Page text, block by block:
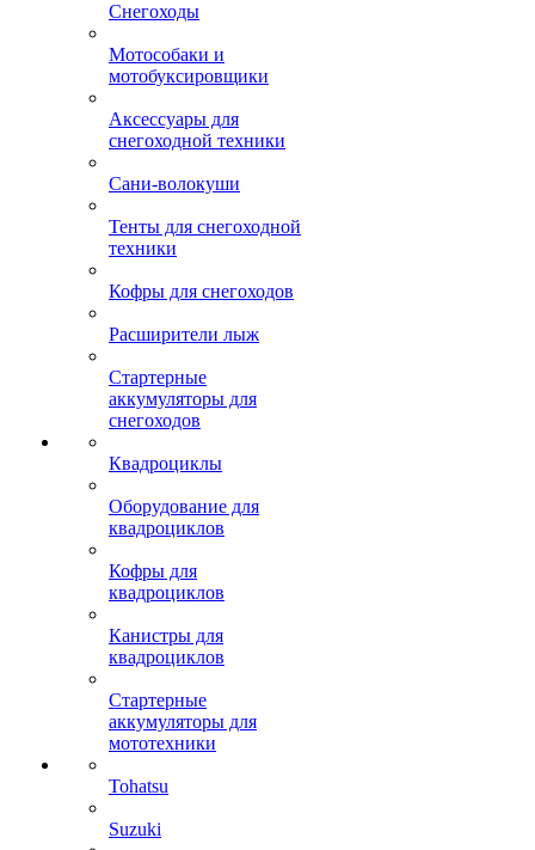
Снегоходы
Мотособаки и
мотобуксировщики
Аксессуары для
снегоходной техники
Сани-волокуши
Тенты для снегоходной
техники
Кофры для снегоходов
Расширители лыж
Стартерные
аккумуляторы для
снегоходов
Квадроциклы
Оборудование для
квадроциклов
Кофры для
квадроциклов
Канистры для
квадроциклов
Стартерные
аккумуляторы для
мототехники
Tohatsu
Suzuki